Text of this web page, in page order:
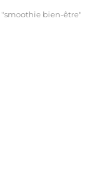
bien-être"